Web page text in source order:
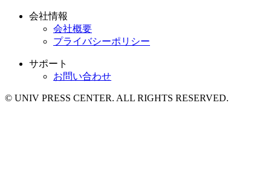
会社情報
会社概要
プライバシーポリシー
サポート
お問い合わせ
© UNIV PRESS CENTER. ALL RIGHTS RESERVED.